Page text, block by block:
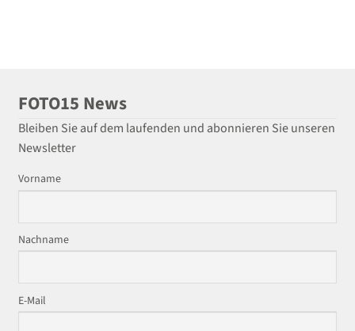
FOTO15 News
Bleiben Sie auf dem laufenden und abonnieren Sie unseren
Newsletter
Vorname
Nachname
E-Mail